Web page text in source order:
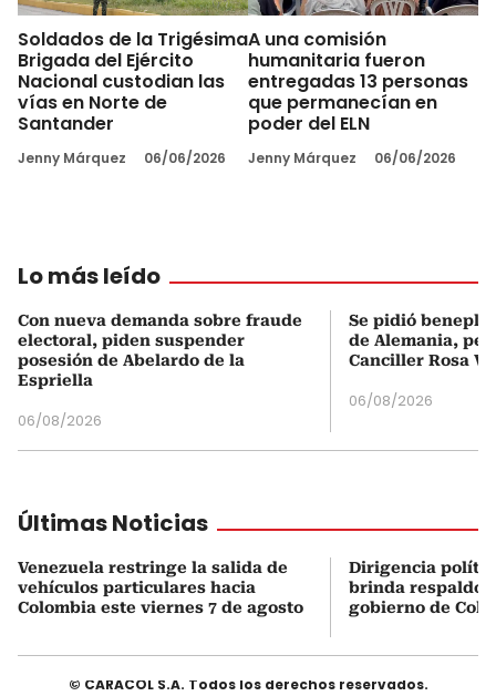
Soldados de la Trigésima
Brigada del Ejército
Nacional custodian las
vías en Norte de
Santander
Jenny Márquez 06/06/2026
A una comisión
humanitaria fueron
entregadas 13 personas
que permanecían en
poder del ELN
Jenny Márquez 06/06/2026
Lo más leído
Con nueva demanda sobre fraude
electoral, piden suspender
posesión de Abelardo de la
Espriella
06/08/2026
Se pidió
de Alemania,
Canciller Rosa
06/08/2026
Últimas Noticias
Venezuela restringe la salida de
vehículos particulares hacia
Colombia este viernes 7 de agosto
Dirigencia
brinda respaldo
gobierno de
© CARACOL S.A. Todos los derechos reservados.